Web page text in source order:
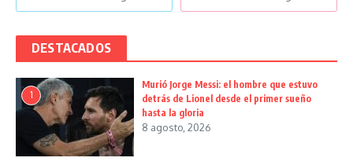
DESTACADOS
1
Murió Jorge Messi: el hombre que estuvo
detrás de Lionel desde el primer sueño
hasta la gloria
8 agosto, 2026